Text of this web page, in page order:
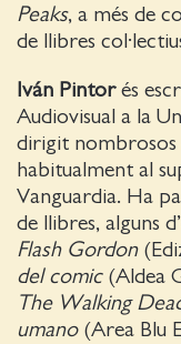
Peaks, a més de
de llibres
Iván Pintorés
Audiovisual a la
dirigit nombrosos
habitualment al
Vanguardia. Ha
de llibres, alguns
Flash Gordon
del comic(Aldea
The Walking
umano(Area Blu